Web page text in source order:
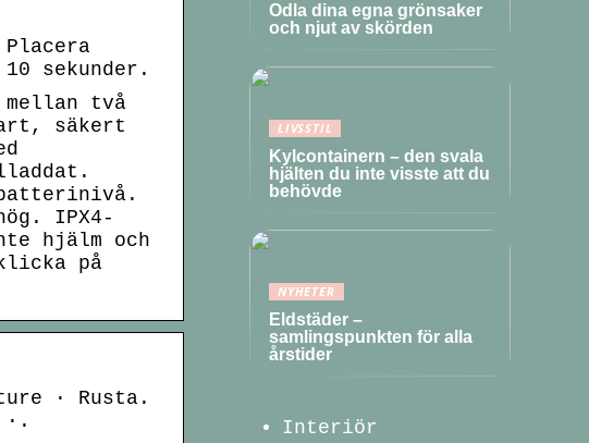
sekunder.
två
säkert
IPX4-
hjälm och
på
· Rusta.
Odla dina egna grönsaker
och njut av skörden
LIVSSTIL
Kylcontainern – den svala
hjälten du inte visste att du
behövde
NYHETER
Eldstäder –
samlingspunkten för alla
årstider
Interiör